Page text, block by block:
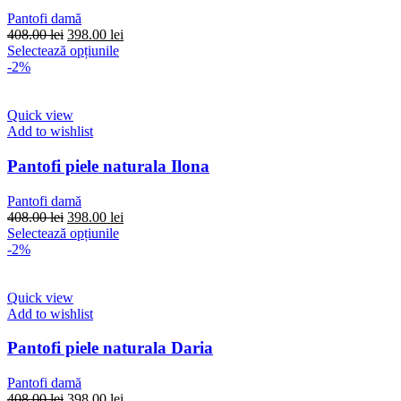
în
pagina
produsului.
Pantofi damă
408.00lei Prețul
inițial
398.00 lei
Selectează opțiunileAcest
pot
fi
în
pagina
produsului.
-2%
Quick view
Add to wishlist
Pantofi piele naturala Ilona
Pantofi damă
408.00lei Prețul
inițial
398.00 lei
Selectează opțiunileAcest
pot
în
-2%
Quick view
Add to wishlist
Pantofi piele naturala Daria
Pantofi damă
Prețul